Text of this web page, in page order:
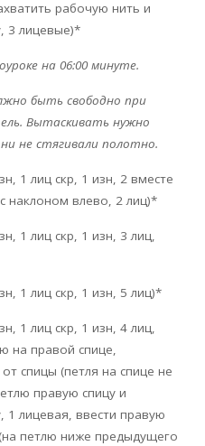
рабочую нить и
3 лицевые)*
на 06:00 минуте.
быть свободно при
Вытаскивать нужно
не стягивали полотно.
1 лиц скр, 1 изн, 2 вместе
наклоном влево, 2 лиц)*
1 лиц скр, 1 изн, 3 лиц,
1 лиц скр, 1 изн, 5 лиц)*
1 лиц скр, 1 изн, 4 лиц,
на правой спице,
спицы (петля на спице не
правую спицу и
1 лицевая, ввести правую
петлю ниже предыдущего